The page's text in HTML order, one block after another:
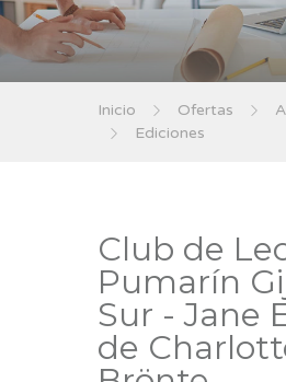
Inicio Ofertas
Ediciones
Club de
Pumarín
Sur - Jane
de